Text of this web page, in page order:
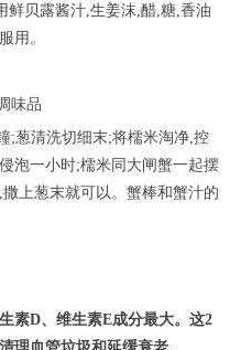
鲜贝露酱汁,生姜沫,醋,糖,香油
用。
味品
;葱清洗切细末;将檽米淘净,控
泡一小时;檽米同大闸蟹一起摆
上葱末就可以。蟹棒和蟹汁的
素D、维生素E成分最大。这2